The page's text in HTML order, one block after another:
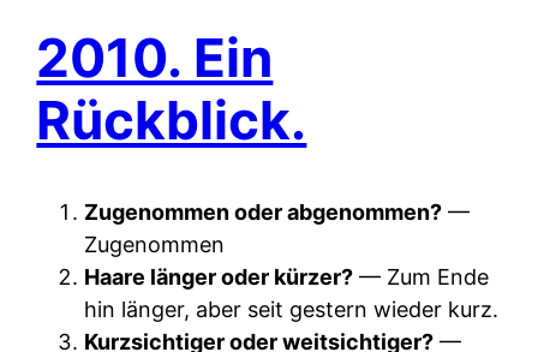
2010. Ein
Rückblick.
Zugenommen oder abgenommen? —
Zugenommen
Haare länger oder kürzer? — Zum Ende
hin länger, aber seit gestern wieder kurz.
Kurzsichtiger oder weitsichtiger? —